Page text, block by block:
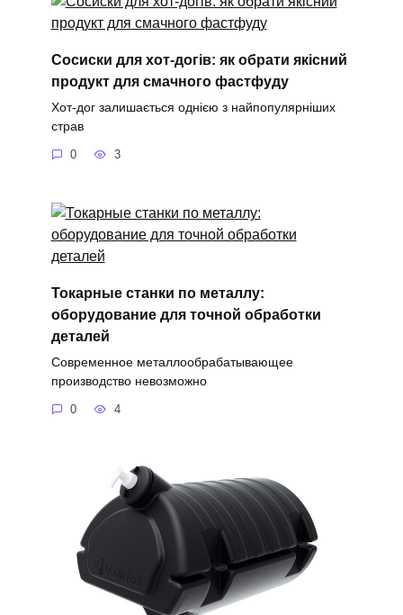
Сосиски для хот-догів: як обрати якісний
продукт для смачного фастфуду
Хот-дог залишається однією з найпопулярніших
страв
0 3
Токарные станки по металлу:
оборудование для точной обработки
деталей
Современное металлообрабатывающее
производство невозможно
0 4